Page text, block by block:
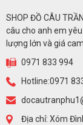
SHOP ĐỒ CÂU
câu cho anh em
lượng lớn và giá
0971 833 994
Hotline:0971
Địa chỉ: Xóm